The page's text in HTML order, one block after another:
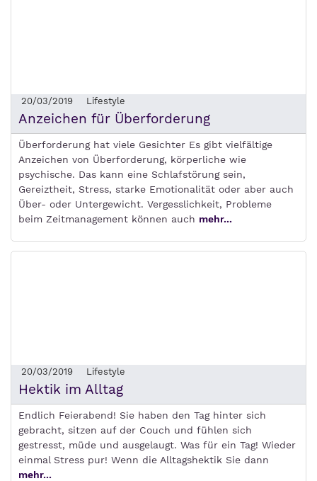
20/03/2019 Lifestyle
Anzeichen für Überforderung
Überforderung hat viele Gesichter Es gibt vielfältige
Anzeichen von Überforderung, körperliche wie
psychische. Das kann eine Schlafstörung sein,
Gereiztheit, Stress, starke Emotionalität oder aber auch
Über- oder Untergewicht. Vergesslichkeit, Probleme
beim Zeitmanagement können auch mehr...
20/03/2019 Lifestyle
Hektik im Alltag
Endlich Feierabend! Sie haben den Tag hinter sich
gebracht, sitzen auf der Couch und fühlen sich
gestresst, müde und ausgelaugt. Was für ein Tag! Wieder
einmal Stress pur! Wenn die Alltagshektik Sie dann
mehr...